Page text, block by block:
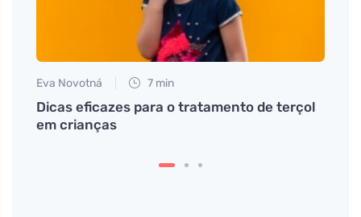
Eva Novotná 7 min
Dicas eficazes para o tratamento de terçol
em crianças